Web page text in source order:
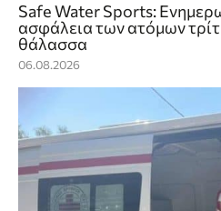
Safe Water Sports:
ασφάλεια των ατόμων
θάλασσα
06.08.2026